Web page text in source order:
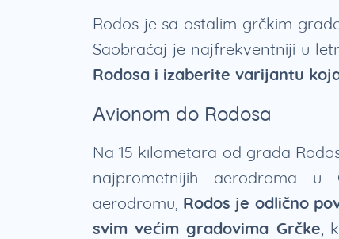
Rodos je sa ostalim grčkim
Saobraćaj je najfrekventniji u
Rodosa i izaberite varijantu
Avionom do Rodosa
Na 15 kilometara od grada
najprometnijih aerodroma u
aerodromu, Rodos je odlično
svim većim gradovima Grčke ,